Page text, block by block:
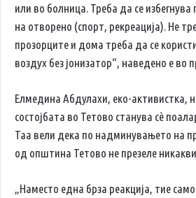
или во болница. Треба да се избегнува
на отворено (спорт, рекреација). Не
прозорците и дома треба да се
воздух без јонизатор“, наведено е во
Елмедина Абдулахи, еко-активистка,
состојбата во Тетово станува сè
Таа вели дека по надминувањето на
од општина Тетово не презеле
„Наместо една брза реакција, тие